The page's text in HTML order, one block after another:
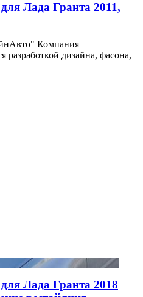
Лада Гранта 2011,
Компания
разработкой дизайна, фасона,
Лада Гранта 2018